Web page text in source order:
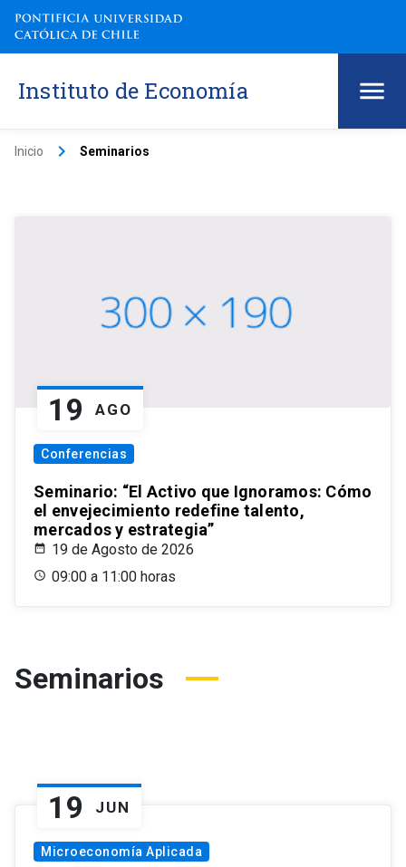
Instituto de Economía
Inicio keyboard_arrow_right Seminarios
19 AGO
Conferencias
Seminario: “El Activo que Ignoramos: Cómo
el envejecimiento redefine talento,
mercados y estrategia”
19 de Agosto de 2026
09:00 a 11:00 horas
Seminarios
19 JUN
Microeconomía Aplicada